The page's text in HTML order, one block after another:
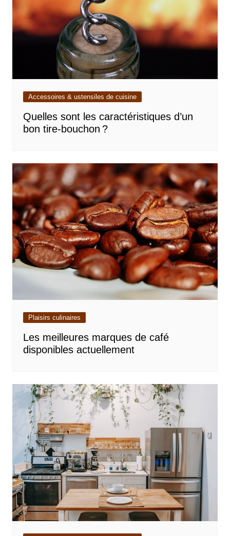
Accessoires & ustensiles de cuisine
Quelles sont les caractéristiques d’un
bon tire-bouchon ?
Plaisirs culinaires
Les meilleures marques de café
disponibles actuellement